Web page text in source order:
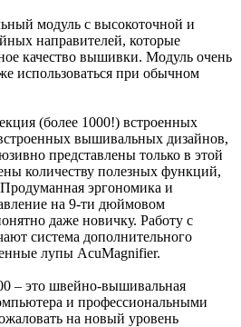
модуль с высокоточной и
направителей, которые
качество вышивки. Модуль очень
использоваться при обычном
(более 1000!) встроенных
вышивальных дизайнов,
представлены только в этой
количеству полезных функций,
эргономика и
на 9-ти дюймовом
даже новичку. Работу с
система дополнительного
лупы AcuMagnifier.
– это швейно-вышивальная
и профессиональными
на новый уровень